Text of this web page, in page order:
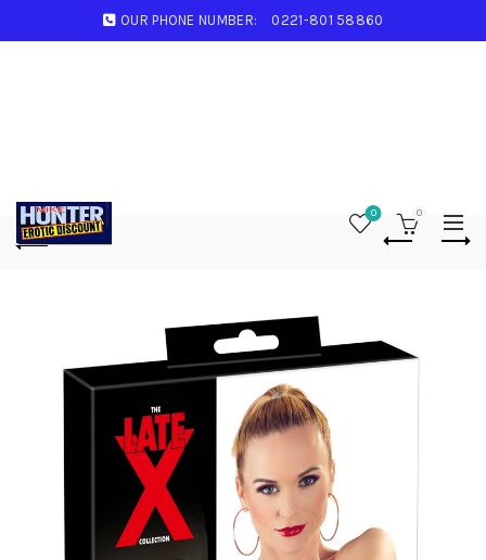
OUR PHONE NUMBER: 0221-801 58860
0 0